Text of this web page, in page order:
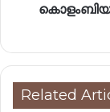
കൊളംബിയ
Related